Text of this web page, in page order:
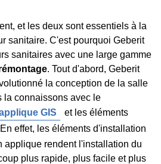
et les deux sont essentiels à la
sanitaire. C'est pourquoi Geberit
sanitaires avec une large gamme
. Tout d'abord, Geberit
la conception de la salle
la connaissons avec le
GIS
et les éléments
effet, les éléments d'installation
applique rendent l'installation du
plus rapide, plus facile et plus